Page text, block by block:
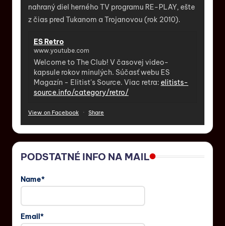
nahraný diel herného TV programu RE-PLAY, ešte
z čias pred Tukanom a Trojanovou (rok 2010).
ES Retro
www.youtube.com
Welcome to The Club! V časovej video-
kapsule rokov minulých. Súčasť webu ES
Magazín - Elitist's Source. Viac retra: elitists-
source.info/category/retro/
View on Facebook · Share
PODSTATNÉ INFO NA MAIL
Name*
Email*